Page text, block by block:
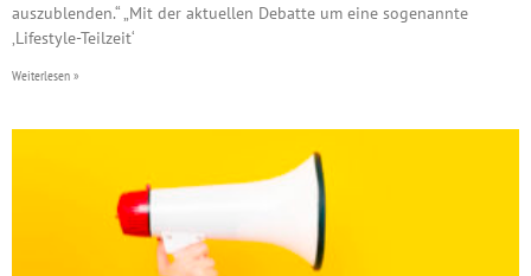
auszublenden.“ „Mit der aktuellen Debatte um eine sogenannte
‚Lifestyle-Teilzeit‘
Weiterlesen »